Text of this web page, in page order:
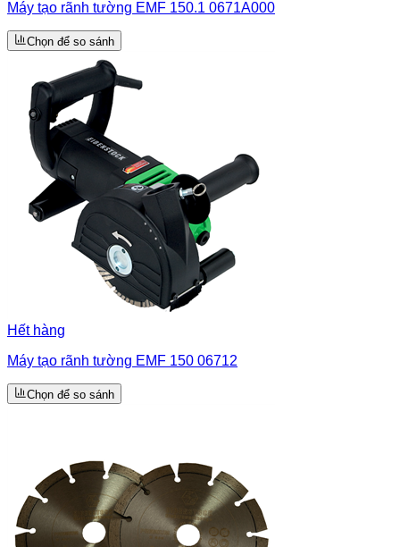
Máy tạo rãnh tường EMF 150.1 0671A000
Chọn để so sánh
Hết hàng
Máy tạo rãnh tường EMF 150 06712
Chọn để so sánh